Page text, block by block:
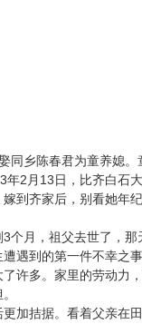
乡陈春君为童养媳。
年2月13日，比齐白石
到齐家后，别看她年
月，祖父去世了，那
遇到的第一件不幸之事
多。家里的劳动力
拮据。看着父亲在